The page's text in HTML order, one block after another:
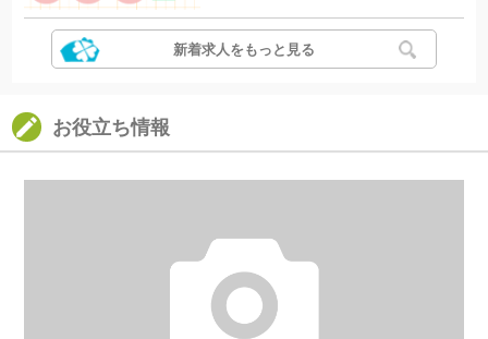
新着求人をもっと見る
お役立ち情報